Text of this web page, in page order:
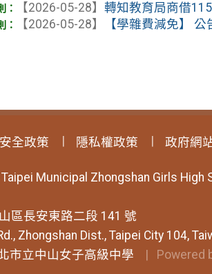
【2026-05-28】轉知教育局商借
【2026-05-28】
【學雜費減免】
全政策 隱私權政策 政府網
Taipei Municipal Zhongshan Girls High
區長安東路二段 141 號
Zhongshan Dist., Taipei City 104,
市立中山女子高級中學 | Powered